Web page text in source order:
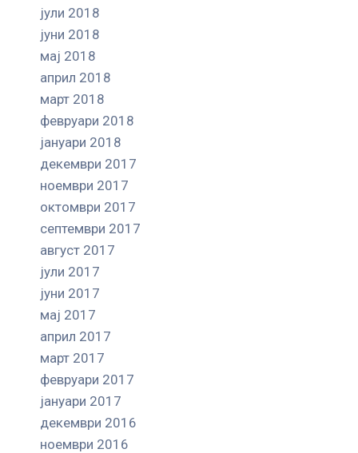
јули 2018
јуни 2018
мај 2018
април 2018
март 2018
февруари 2018
јануари 2018
декември 2017
ноември 2017
октомври 2017
септември 2017
август 2017
јули 2017
јуни 2017
мај 2017
април 2017
март 2017
февруари 2017
јануари 2017
декември 2016
ноември 2016